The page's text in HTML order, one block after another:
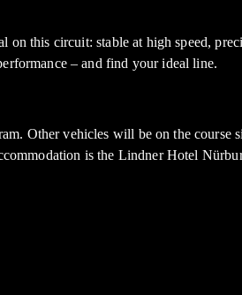
this circuit: stable at high speed,
– and find your ideal line.
Other vehicles will be on the
is the Lindner Hotel